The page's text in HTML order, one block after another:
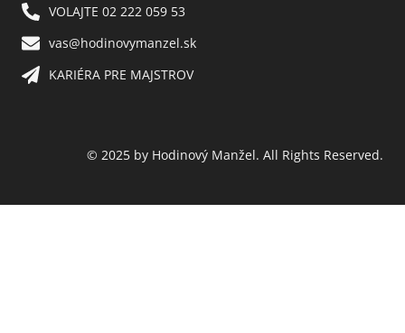
VOLAJTE 02 222 059 53​
vas@hodinovymanzel.sk​
KARIÉRA PRE MAJSTROV​
© 2025 by Hodinový Manžel. All Rights Reserved.